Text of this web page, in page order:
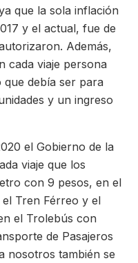
que la sola inflación
y el actual, fue de
Además,
cada viaje persona
que debía ser para
y un ingreso
el Gobierno de la
viaje que los
con 9 pesos, en el
Tren Férreo y el
el Trolebús con
de Pasajeros
nosotros también se